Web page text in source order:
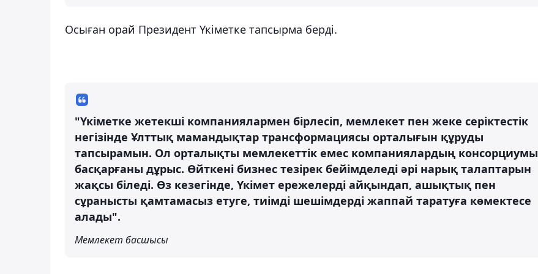
Осыған орай Президент Үкіметке тапсырма берді.
"Үкіметке жетекші компаниялармен бірлесіп, мемлекет пен жеке серіктестік
негізінде Ұлттық мамандықтар трансформациясы орталығын құруды
тапсырамын. Ол орталықты мемлекеттік емес компаниялардың консорциумы
басқарғаны дұрыс. Өйткені бизнес тезірек бейімделеді әрі нарық талаптарын
жақсы біледі. Өз кезегінде, Үкімет ережелерді айқындап, ашықтық пен
сұранысты қамтамасыз етуге, тиімді шешімдерді жаппай таратуға көмектесе
алады".
Мемлекет басшысы